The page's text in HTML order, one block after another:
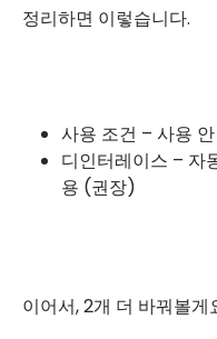
정리하면 이렇습니다.
사용 조건 – 사용
디인터레이스 – 자
용 (권장)
이어서, 2개 더 바꿔볼게